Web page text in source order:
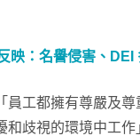
映：名譽侵害、DEI
「員工都擁有尊嚴及
和歧視的環境中工作